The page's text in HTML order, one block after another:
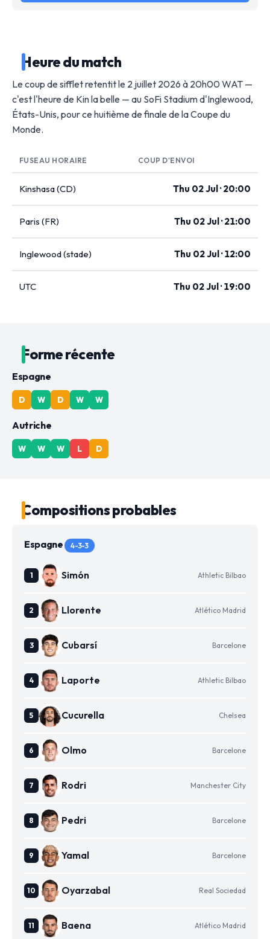
Heure du match
Le coup de sifflet retentit le 2 juillet 2026 à 20h00 WAT —
c'est l'heure de Kin la belle — au SoFi Stadium d'Inglewood,
États-Unis, pour ce huitième de finale de la Coupe du
Monde.
FUSEAU HORAIRE COUP D'ENVOI
Kinshasa (CD) Thu 02 Jul · 20:00
Paris (FR) Thu 02 Jul · 21:00
Inglewood (stade) Thu 02 Jul · 12:00
UTC Thu 02 Jul · 19:00
Forme récente
Espagne
D W D W W
Autriche
W W W L D
Compositions probables
Espagne 4-3-3
Simón Athletic Bilbao
Llorente Atlético Madrid
Cubarsí Barcelone
Laporte Athletic Bilbao
Cucurella Chelsea
Olmo Barcelone
Rodri Manchester City
Pedri Barcelone
Yamal Barcelone
Oyarzabal Real Sociedad
Baena Atlético Madrid